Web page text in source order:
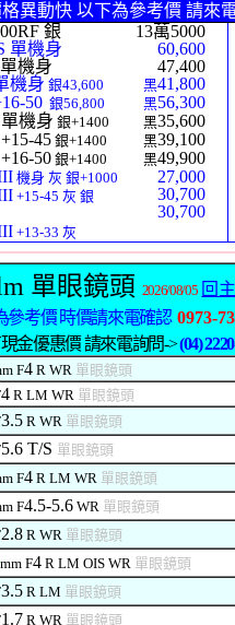
異動快 以下為參考價 請來
銀
單機身
機身
機身 銀43,600
50 銀56,800
機身 銀+1400
45 銀+1400
50 銀+1400
機身 灰 銀+1000
+15-45 灰 銀
+13-33 灰
13萬5000
60,600
47,400
黑41,800
黑56,300
黑35,600
黑39,100
黑49,900
27,000
30,700
30,700
單眼鏡頭 2026/08/05 回
參考價 時價請來電確認 0973-
金優惠價 請來電詢問->(04)
F4R WR單眼鏡頭
4R LM WR單眼鏡頭
3.5R WR單眼鏡頭
5.6 T/S 單眼鏡頭
F4R LM WR單眼鏡頭
F4.5-5.6WR單眼鏡頭
2.8R WR單眼鏡頭
mm F4R LM OIS WR單眼鏡頭
3.5R LM 單眼鏡頭
1.7R WR單眼鏡頭